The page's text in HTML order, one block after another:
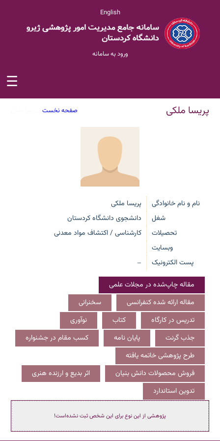
English
ورود به سامانه
☰
پریسا ملکی صفحه نخست
نام و نام خانوادگی
پریسا ملکی
شغل
دانشجوی دانشگاه کردستان
تحصیلات
کارشناسی / اکتشاف مواد معدنی
وبسایت
پست الکترونیک
—
مقاله چاپ‌شده در مجلات علمی
مقاله ارائه شده کنفرانسی
سخنرانی
تدریس در کارگاه
کتاب
نوآوری
جذب گرنت
پایان نامه
کسب مقام در جشنواره
طرح پژوهشی خاتمه یافته
فروش محصولات دانش بنیان
اثر بدیع و ارزنده هنری
تدوین استاندارد
پژوهشی از این نوع برای این شخص ثبت نشده‌است!